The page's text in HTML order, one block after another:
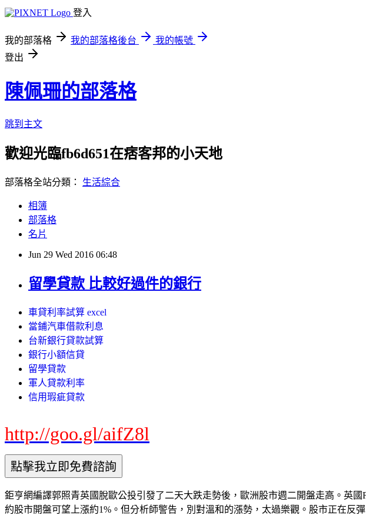
登入
我的部落格 我的部落格後台
我的帳號
登出
陳佩珊的部落格
跳到主文
歡迎光臨fb6d651在痞客邦的小天地
部落格全站分類： 生活綜合
相簿
部落格
名片
Jun 29 Wed 2016 06:48
留學貸款 比較好過件的銀行
車貸利率試算 excel
當鋪汽車借款利息
台新銀行貸款試算
銀行小額信貸
留學貸款
軍人貸款利率
信用瑕疵貸款
http://goo.gl/aifZ8l
鉅亨網編譯郭照青英國脫歐公投引發了二天大跌走勢後，歐洲股市週二開盤走高。英
約股市開盤可望上漲約1%。但分析師警告，別對溫和的漲勢，太過樂觀。股市正在